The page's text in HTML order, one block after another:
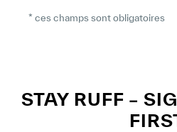
* ces champs sont obligatoires
STAY RUFF –